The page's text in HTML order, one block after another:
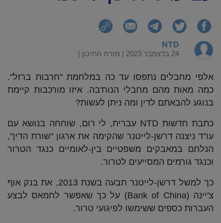
NTD
24 בדצמבר 2023 | | מזרח התיכון
אלפי מחבלים נתפסו עד כה במלחמת "חרבות ברזל".
כמה מאות מהם מחבלי הנוח'בה. איזו מורכבות קיימת
בנוגע להבאתם לדין ומה ניתן לעשות?
כתבת חדשות NTD עברית, לי רום, שוחחה בנושא עם
עו"ד ניצנה דרשן-לייטנר שהקימה את ארגון "שורת הדין",
הנלחם במאבקים משפטיים בין-לאומיים כנגד הטרור
וכנגד גורמים המסייעים לטרור.
כך למשל דרשן-לייטנר תבעה בשנת 2013, את בנק אוף
צ'יינה (Bank of China) על כך שאפשר לחמאס לבצע
העברות כספים ששימשו לפיגועי טרור.